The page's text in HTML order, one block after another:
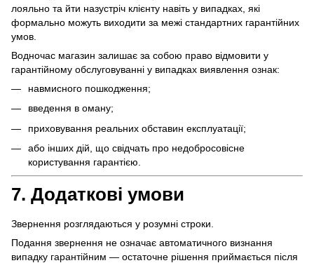
лояльно та йти назустріч клієнту навіть у випадках, які
формально можуть виходити за межі стандартних гарантійних
умов.
Водночас магазин залишає за собою право відмовити у
гарантійному обслуговуванні у випадках виявлення ознак:
навмисного пошкодження;
введення в оману;
приховування реальних обставин експлуатації;
або інших дій, що свідчать про недобросовісне
користування гарантією.
7. Додаткові умови
Звернення розглядаються у розумні строки.
Подання звернення не означає автоматичного визнання
випадку гарантійним — остаточне рішення приймається після